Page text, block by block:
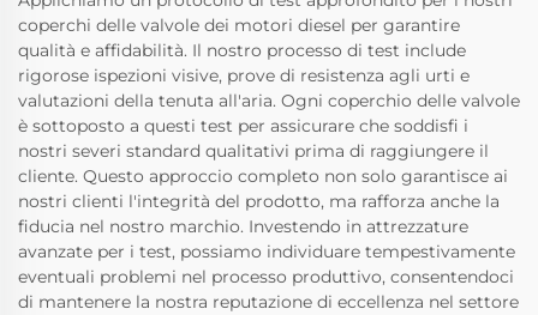
coperchi delle valvole dei motori diesel per garantire
qualità e affidabilità. Il nostro processo di test include
rigorose ispezioni visive, prove di resistenza agli urti e
valutazioni della tenuta all'aria. Ogni coperchio delle valvole
è sottoposto a questi test per assicurare che soddisfi i
nostri severi standard qualitativi prima di raggiungere il
cliente. Questo approccio completo non solo garantisce ai
nostri clienti l'integrità del prodotto, ma rafforza anche la
fiducia nel nostro marchio. Investendo in attrezzature
avanzate per i test, possiamo individuare tempestivamente
eventuali problemi nel processo produttivo, consentendoci
di mantenere la nostra reputazione di eccellenza nel settore